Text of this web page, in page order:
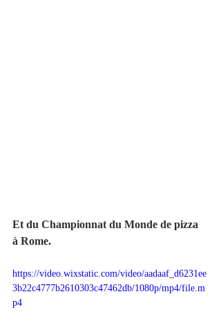
Et du Championnat du Monde de pizza
à Rome.
https://video.wixstatic.com/video/aadaaf_d6231ee
3b22c4777b2610303c47462db/1080p/mp4/file.m
p4